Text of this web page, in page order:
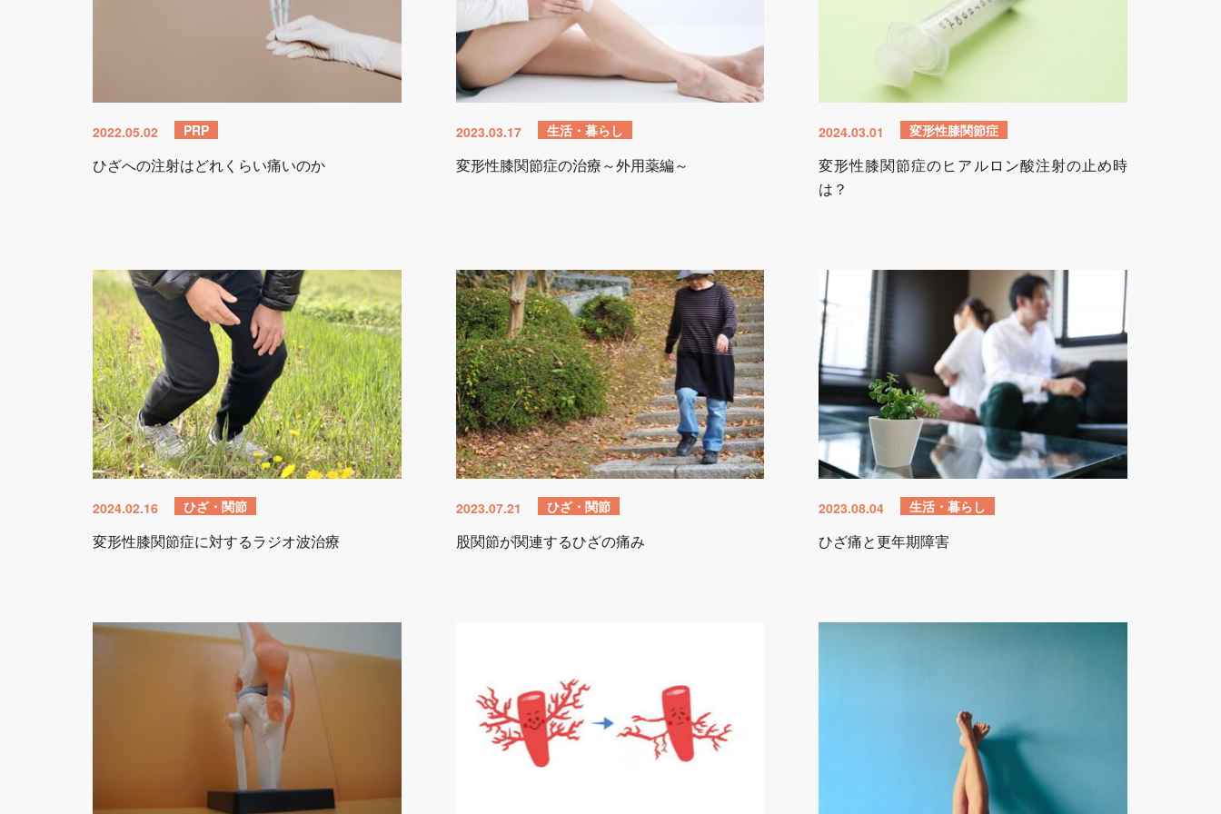
2022.05.02 PRP
ひざへの注射はどれくらい痛いのか
2023.03.17 生活・暮らし
変形性膝関節症の治療～外用薬編～
2024.03.01 変形性膝関節症
変形性膝関節症のヒアルロン酸注射の止め時
は？
2024.02.16 ひざ・関節
変形性膝関節症に対するラジオ波治療
2023.07.21 ひざ・関節
股関節が関連するひざの痛み
2023.08.04 生活・暮らし
ひざ痛と更年期障害